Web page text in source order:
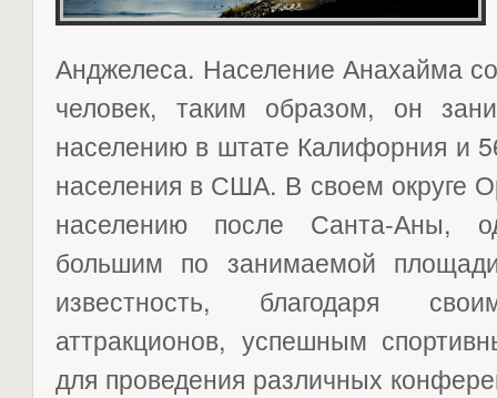
Анджелеса. Население Анахайма
человек, таким образом, он
населению в штате Калифорния и
населения в США. В своем округе
населению после Санта-Аны,
большим по занимаемой
известность, благодаря
аттракционов, успешным
для проведения различных